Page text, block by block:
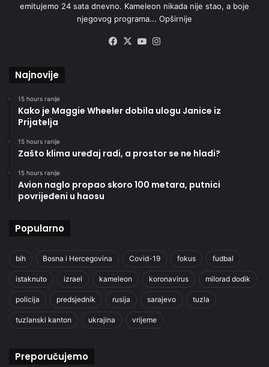
emitujemo 24 sata dnevno. Kameleon nikada nije stao, a boje
njegovog programa... Opširnije
Facebook
X YouTube
Najnovije
15 hours ranije
Kako je Maggie Wheeler dobila ulogu Janice iz
Prijatelja
15 hours ranije
Zašto klima uređaj radi, a prostor se ne hladi?
15 hours ranije
Avion naglo propao skoro 100 metara, putnici
povrijeđeni u haosu
Popularno
bih Bosna i Hercegovina Covid-19 fokus fudbal
istaknuto izrael kameleon koronavirus milorad dodik
policija predsjednik rusija sarajevo tuzla
tuzlanski kanton ukrajina vrijeme
Preporučujemo